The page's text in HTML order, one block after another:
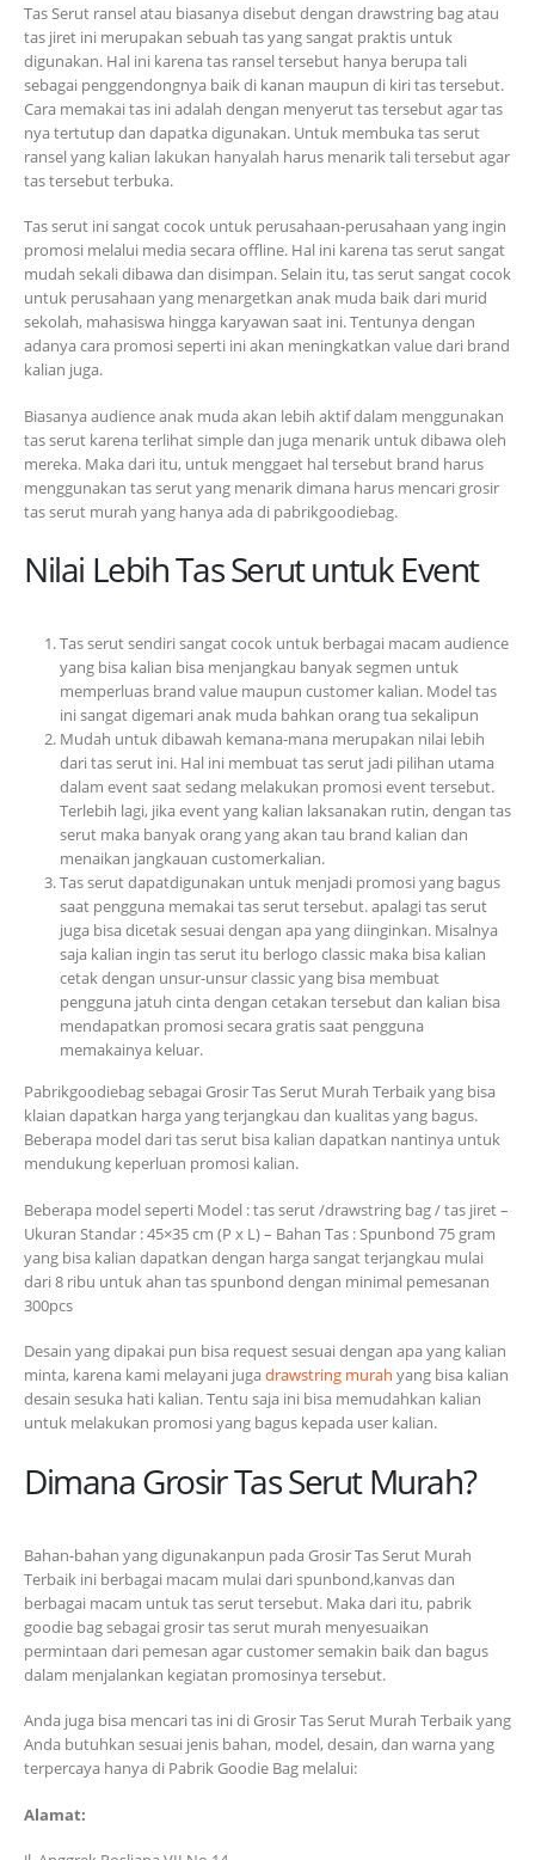
Tas Serut ransel atau biasanya disebut dengan drawstring bag atau
tas jiret ini merupakan sebuah tas yang sangat praktis untuk
digunakan. Hal ini karena tas ransel tersebut hanya berupa tali
sebagai penggendongnya baik di kanan maupun di kiri tas tersebut.
Cara memakai tas ini adalah dengan menyerut tas tersebut agar tas
nya tertutup dan dapatka digunakan. Untuk membuka tas serut
ransel yang kalian lakukan hanyalah harus menarik tali tersebut agar
tas tersebut terbuka.
Tas serut ini sangat cocok untuk perusahaan-perusahaan yang ingin
promosi melalui media secara offline. Hal ini karena tas serut sangat
mudah sekali dibawa dan disimpan. Selain itu, tas serut sangat cocok
untuk perusahaan yang menargetkan anak muda baik dari murid
sekolah, mahasiswa hingga karyawan saat ini. Tentunya dengan
adanya cara promosi seperti ini akan meningkatkan value dari brand
kalian juga.
Biasanya audience anak muda akan lebih aktif dalam menggunakan
tas serut karena terlihat simple dan juga menarik untuk dibawa oleh
mereka. Maka dari itu, untuk menggaet hal tersebut brand harus
menggunakan tas serut yang menarik dimana harus mencari grosir
tas serut murah yang hanya ada di pabrikgoodiebag.
Nilai Lebih Tas Serut untuk Event
Tas serut sendiri sangat cocok untuk berbagai macam audience
yang bisa kalian bisa menjangkau banyak segmen untuk
memperluas brand value maupun customer kalian. Model tas
ini sangat digemari anak muda bahkan orang tua sekalipun
Mudah untuk dibawah kemana-mana merupakan nilai lebih
dari tas serut ini. Hal ini membuat tas serut jadi pilihan utama
dalam event saat sedang melakukan promosi event tersebut.
Terlebih lagi, jika event yang kalian laksanakan rutin, dengan tas
serut maka banyak orang yang akan tau brand kalian dan
menaikan jangkauan customerkalian.
Tas serut dapatdigunakan untuk menjadi promosi yang bagus
saat pengguna memakai tas serut tersebut. apalagi tas serut
juga bisa dicetak sesuai dengan apa yang diinginkan. Misalnya
saja kalian ingin tas serut itu berlogo classic maka bisa kalian
cetak dengan unsur-unsur classic yang bisa membuat
pengguna jatuh cinta dengan cetakan tersebut dan kalian bisa
mendapatkan promosi secara gratis saat pengguna
memakainya keluar.
Pabrikgoodiebag sebagai Grosir Tas Serut Murah Terbaik yang bisa
klaian dapatkan harga yang terjangkau dan kualitas yang bagus.
Beberapa model dari tas serut bisa kalian dapatkan nantinya untuk
mendukung keperluan promosi kalian.
Beberapa model seperti Model : tas serut /drawstring bag / tas jiret –
Ukuran Standar : 45×35 cm (P x L) – Bahan Tas : Spunbond 75 gram
yang bisa kalian dapatkan dengan harga sangat terjangkau mulai
dari 8 ribu untuk ahan tas spunbond dengan minimal pemesanan
300pcs
Desain yang dipakai pun bisa request sesuai dengan apa yang kalian
minta, karena kami melayani jugadrawstring murah yang bisa kalian
desain sesuka hati kalian. Tentu saja ini bisa memudahkan kalian
untuk melakukan promosi yang bagus kepada user kalian.
Dimana Grosir Tas Serut Murah?
Bahan-bahan yang digunakanpun pada Grosir Tas Serut Murah
Terbaik ini berbagai macam mulai dari spunbond,kanvas dan
berbagai macam untuk tas serut tersebut. Maka dari itu, pabrik
goodie bag sebagai grosir tas serut murah menyesuaikan
permintaan dari pemesan agar customer semakin baik dan bagus
dalam menjalankan kegiatan promosinya tersebut.
Anda juga bisa mencari tas ini di Grosir Tas Serut Murah Terbaik yang
Anda butuhkan sesuai jenis bahan, model, desain, dan warna yang
terpercaya hanya di Pabrik Goodie Bag melalui:
Alamat: